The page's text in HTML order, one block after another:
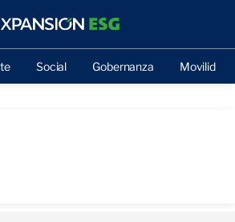
Social Gobernanza Movilidad